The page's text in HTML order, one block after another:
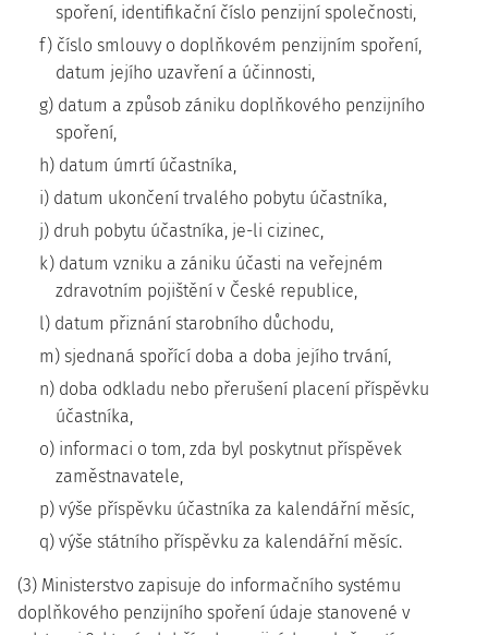
spoření, identifikační číslo penzijní společnosti,
f) číslo smlouvy o doplňkovém penzijním spoření,
datum jejího uzavření a účinnosti,
g) datum a způsob zániku doplňkového penzijního
spoření,
h) datum úmrtí účastníka,
i) datum ukončení trvalého pobytu účastníka,
j) druh pobytu účastníka, je-li cizinec,
k) datum vzniku a zániku účasti na veřejném
zdravotním pojištění v České republice,
l) datum přiznání starobního důchodu,
m) sjednaná spořící doba a doba jejího trvání,
n) doba odkladu nebo přerušení placení příspěvku
účastníka,
o) informaci o tom, zda byl poskytnut příspěvek
zaměstnavatele,
p) výše příspěvku účastníka za kalendářní měsíc,
q) výše státního příspěvku za kalendářní měsíc.
(3) Ministerstvo zapisuje do informačního systému
doplňkového penzijního spoření údaje stanovené v